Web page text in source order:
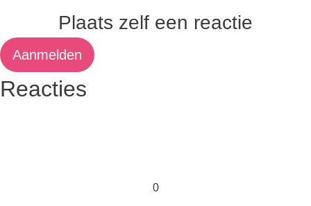
Plaats zelf een reactie
Aanmelden
Reacties
0